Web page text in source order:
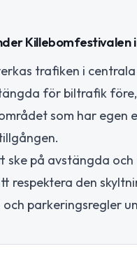
Killebomfestivalen i
trafiken i
för biltrafik
som har
ske på avstängda
den
parkeringsregler